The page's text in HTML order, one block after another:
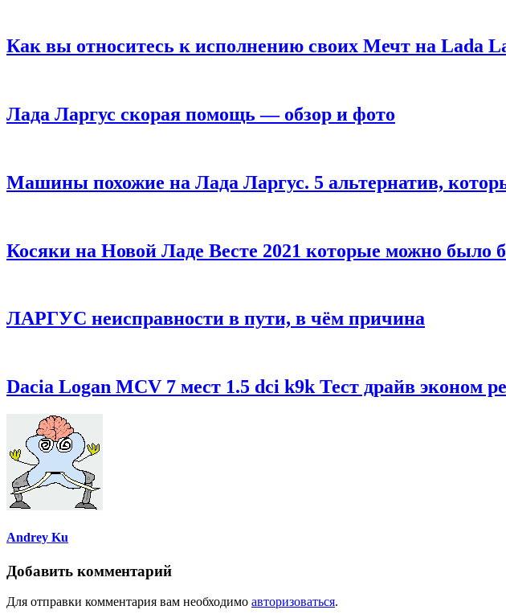
Как вы относитесь к исполнению своих Мечт на Lada
Лада Ларгус скорая помощь — обзор и фото
Машины похожие на Лада Ларгус. 5 альтернатив,
Косяки на Новой Ладе Весте 2021 которые можно было
ЛАРГУС неисправности в пути, в чём причина
Dacia Logan MCV 7 мест 1.5 dci k9k Тест драйв эконом
Andrey Ku
Добавить комментарий
Для отправки комментария вам необходимо авторизоваться.